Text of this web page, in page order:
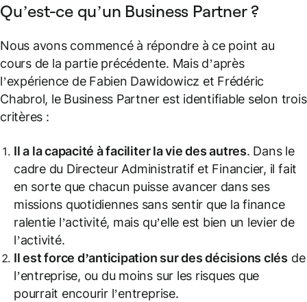
Qu’est-ce qu’un Business Partner ?
Nous avons commencé à répondre à ce point au
cours de la partie précédente. Mais d’après
l’expérience de Fabien Dawidowicz et Frédéric
Chabrol, le Business Partner est identifiable selon trois
critères :
Il a la capacité à faciliter la vie des autres. Dans le
cadre du Directeur Administratif et Financier, il fait
en sorte que chacun puisse avancer dans ses
missions quotidiennes sans sentir que la finance
ralentie l’activité, mais qu’elle est bien un levier de
l’activité.
Il est force d’anticipation sur des décisions clés de
l’entreprise, ou du moins sur les risques que
pourrait encourir l’entreprise.